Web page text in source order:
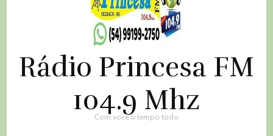
Rádio Princesa FM
104.9 Mhz
Com você o tempo todo